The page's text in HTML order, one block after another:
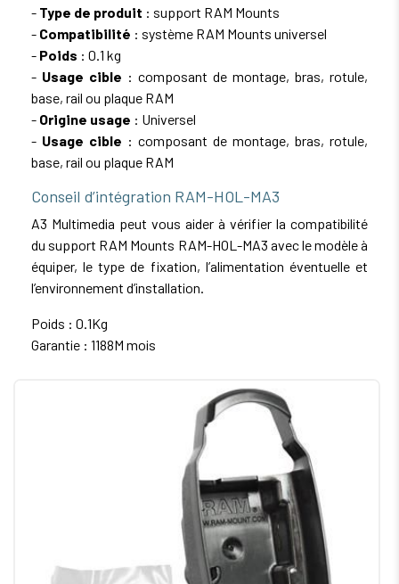
- Type de produit : support RAM Mounts
- Compatibilité : système RAM Mounts universel
- Poids : 0.1 kg
- Usage cible : composant de montage, bras, rotule,
base, rail ou plaque RAM
- Origine usage : Universel
- Usage cible : composant de montage, bras, rotule,
base, rail ou plaque RAM
Conseil d’intégration RAM-HOL-MA3
A3 Multimedia peut vous aider à vérifier la compatibilité
du support RAM Mounts RAM-HOL-MA3 avec le modèle à
équiper, le type de fixation, l’alimentation éventuelle et
l’environnement d’installation.
Poids : 0.1Kg
Garantie : 1188M mois